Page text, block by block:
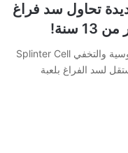
تحاول سد فراغ
في ظل غياب سلسلة ألعاب الجاسوسية والتخفي Splinter Cell
مستقل لسد الفراغ بلعبة